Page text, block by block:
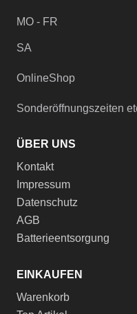
MO - FR
SA
OnlineShop
Sonderöffnungszeiten
ÜBER UNS
Kontakt
Impressum
Datenschutz
AGB
Batterieentsorgung
EINKAUFEN
Warenkorb